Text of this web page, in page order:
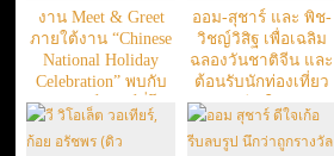
งาน Meet & Greet
ภายใต้งาน “Chinese
National Holiday
Celebration” พบกับ
สองซูเปอร์สตาร์ที่โด่ง
ดังไปไกลถึงประเทศ
จีน ออม-สุชาร์ มานะ
ออม-สุชาร์ และ พิช-
วิชญ์วิสิฐ เพื่อเฉลิม
ฉลองวันชาติจีน และ
ต้อนรับนักท่องเที่ยว
“Chinese National
Holiday Celebration”